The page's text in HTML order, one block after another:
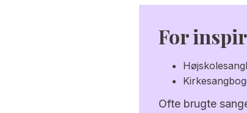
For
Ofte brugte